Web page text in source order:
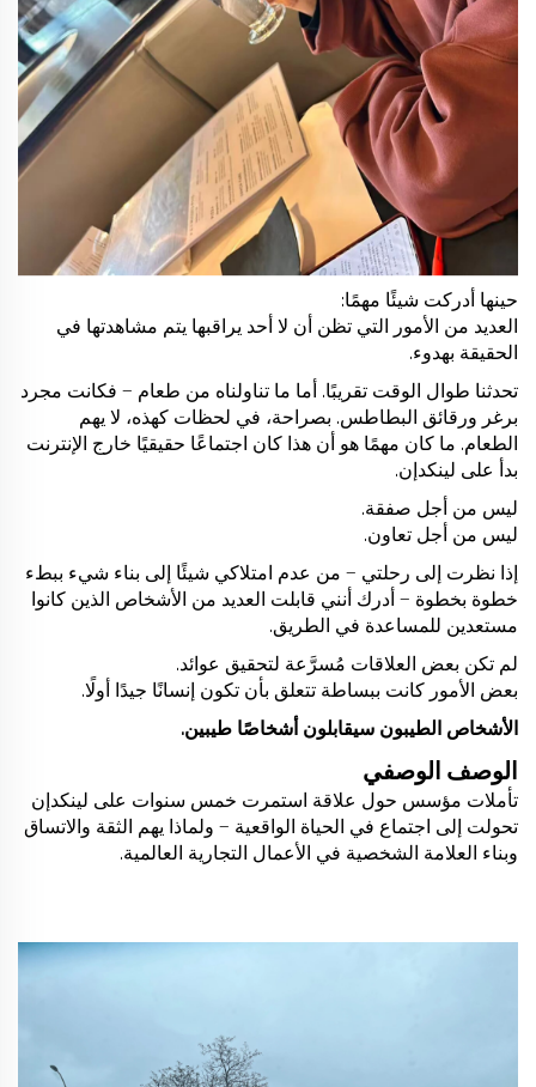
حينها أدركت شيئًا مهمًا:
العديد من الأمور التي تظن أن لا أحد يراقبها يتم مشاهدتها في
الحقيقة بهدوء.
تحدثنا طوال الوقت تقريبًا. أما ما تناولناه من طعام — فكانت مجرد
برغر ورقائق البطاطس. بصراحة، في لحظات كهذه، لا يهم
الطعام. ما كان مهمًا هو أن هذا كان اجتماعًا حقيقيًا خارج الإنترنت
بدأ على لينكدإن.
ليس من أجل صفقة.
ليس من أجل تعاون.
إذا نظرت إلى رحلتي — من عدم امتلاكي شيئًا إلى بناء شيء ببطء
خطوة بخطوة — أدرك أنني قابلت العديد من الأشخاص الذين كانوا
مستعدين للمساعدة في الطريق.
لم تكن بعض العلاقات مُسرَّعة لتحقيق عوائد.
بعض الأمور كانت ببساطة تتعلق بأن تكون إنسانًا جيدًا أولًا.
الأشخاص الطيبون سيقابلون أشخاصًا طيبين.
الوصف الوصفي
تأملات مؤسس حول علاقة استمرت خمس سنوات على لينكدإن
تحولت إلى اجتماع في الحياة الواقعية — ولماذا يهم الثقة والاتساق
وبناء العلامة الشخصية في الأعمال التجارية العالمية.